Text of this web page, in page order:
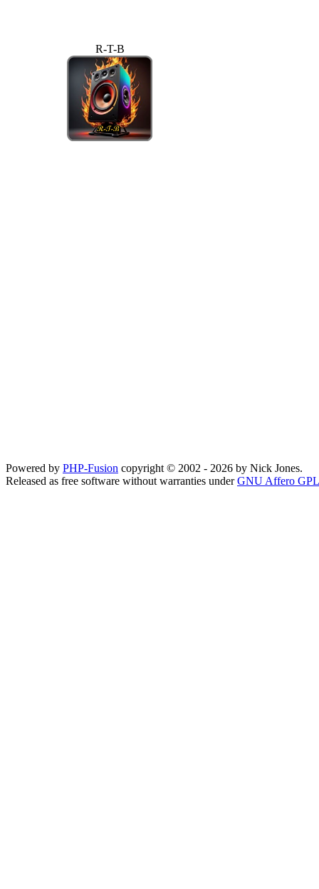
R-T-B
Powered by PHP-Fusion copyright © 2002 - 2026 by Nick Jones.
Released as free software without warranties underGNU Affero GPL